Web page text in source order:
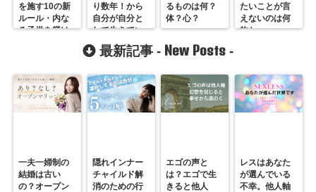
を施す10の新
ルール・内な
る子供を躾け
り数年！から
自分が自分と
して生きてい
くことを選択
になるまで！
るものは何？
体？心？
たいことが言
えないのは何
故か
最新記事 - New Posts -
一夫一婦制の
結婚は古い
の？オープン
隠れインナー
チャイルド解
消のための行
エゴの声と
は？エゴで生
きると他人
レスはあなた
が選んでいる
不幸。他人軸